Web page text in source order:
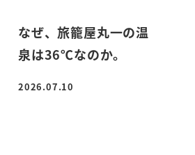
なぜ、旅籠屋丸一の温
泉は36℃なのか。
投稿日
2026.07.10